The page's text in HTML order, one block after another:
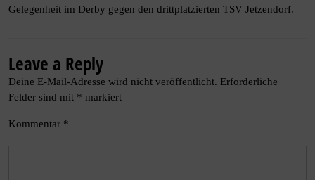
Gelegenheit im Derby gegen den drittplatzierten TSV Jetzendorf.
Leave a Reply
Deine E-Mail-Adresse wird nicht veröffentlicht. Erforderliche
Felder sind mit * markiert
Kommentar *